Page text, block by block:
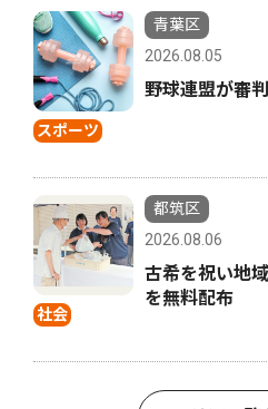
スポーツ
青葉区
2026.08.05
野球連盟が審
社会
都筑区
2026.08.06
古希を祝い地
を無料配布